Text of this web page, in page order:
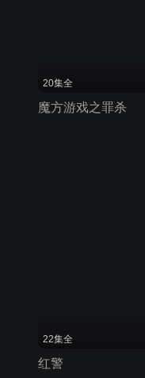
20集全
魔方游戏之罪杀
22集全
红警